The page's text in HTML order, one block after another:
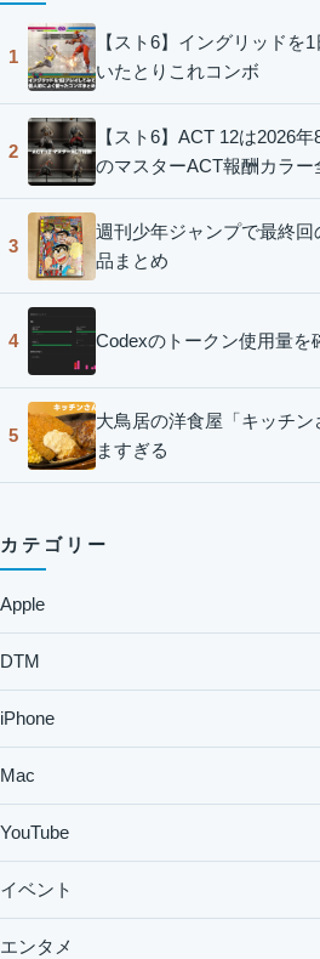
1
【スト6】イングリッドを
いたとりこれコンボ
2
【スト6】ACT 12は2026
のマスターACT報酬カラー
3
週刊少年ジャンプで最終
品まとめ
4 Codexのトークン使用量を
5
大鳥居の洋食屋「キッチン
ますぎる
カテゴリー
Apple
DTM
iPhone
Mac
YouTube
イベント
エンタメ